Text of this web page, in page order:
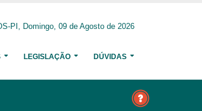
PI, Domingo, 09 de Agosto de 2026
LEGISLAÇÃO DÚVIDAS